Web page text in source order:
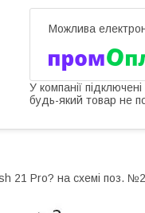
У компанії
будь-який товар не
21 Pro? на схемі поз. №2